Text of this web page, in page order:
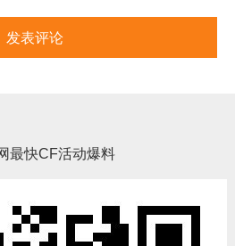
最快CF活动爆料